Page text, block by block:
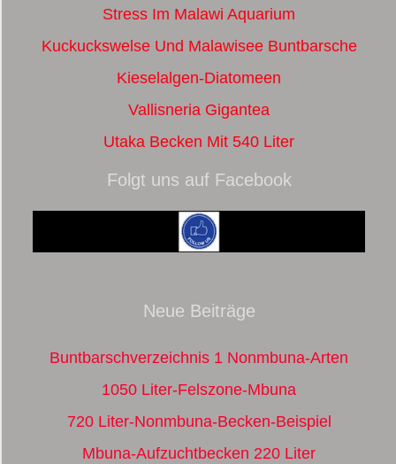
Stress Im Malawi Aquarium
Kuckuckswelse Und Malawisee Buntbarsche
Kieselalgen-Diatomeen
Vallisneria Gigantea
Utaka Becken Mit 540 Liter
Folgt uns auf Facebook
Neue Beiträge
Buntbarschverzeichnis 1 Nonmbuna-Arten
1050 Liter-Felszone-Mbuna
720 Liter-Nonmbuna-Becken-Beispiel
Mbuna-Aufzuchtbecken 220 Liter